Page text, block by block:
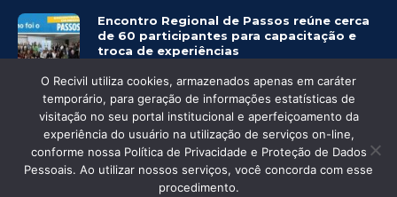
Encontro Regional de Passos reúne cerca
de 60 participantes para capacitação e
troca de experiências
0 225
© Recivil 2020 – Todos os direitos reservados.
O Recivil utiliza cookies, armazenados apenas em caráter
temporário, para geração de informações estatísticas de
visitação no seu portal institucional e aperfeiçoamento da
experiência do usuário na utilização de serviços on-line,
conforme nossa Política de Privacidade e Proteção de Dados
Pessoais. Ao utilizar nossos serviços, você concorda com esse
procedimento.